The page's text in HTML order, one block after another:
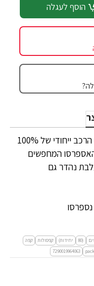
הוסף לעגלה
קפסולה אהובה במיוחד, בעלת הרכב ייחודי של 100%
האספרסו המחפשים
נהדר גם
(80 יחידות) קפסולות
קפה
pack
7290019964063